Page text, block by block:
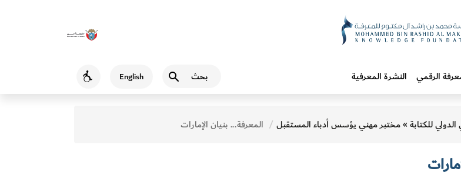
English
Accessibility الرقمي النشرة المعرفية
الدولي للكتابة » مختبر مهني يؤسس أدباء المستقبل المعرفة... بنيان الإمارات